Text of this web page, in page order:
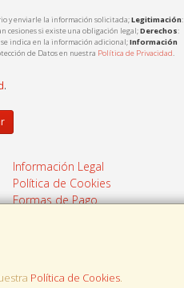
Política de Cookies.
y enviarle la información solicitada;Legitimación:
cesiones si existe una obligación legal;Derechos:
se indica en la información adicional;Información
de Datos en nuestra Política de Privacidad.
.
Información Legal
Política de Cookies
Formas de Pago
- C.I.F.: B17975095 - Tfno: